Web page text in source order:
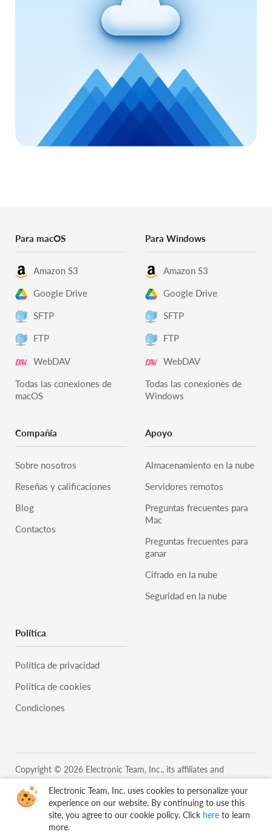
Electronic Team, Inc. uses cookies to personalize your
experience on our website. By continuing to use this
site, you agree to our cookie policy. Click here to learn
more.
Para macOS
Amazon S3
Google Drive
SFTP
FTP
WebDAV
Todas las conexiones de
macOS
Para Windows
Amazon S3
Google Drive
SFTP
FTP
WebDAV
Todas las conexiones de
Windows
Compañía
Sobre nosotros
Reseñas y calificaciones
Blog
Contactos
Apoyo
Almacenamiento en la nube
Servidores remotos
Preguntas frecuentes para
Mac
Preguntas frecuentes para
ganar
Cifrado en la nube
Seguridad en la nube
Política
Política de privacidad
Política de cookies
Condiciones
Copyright © 2026 Electronic Team, Inc., its affiliates and
11890 Sunrise Valley Dr, Ste 111, Reston, VA 20191, USA •
+12023358465 •support@electronic.us